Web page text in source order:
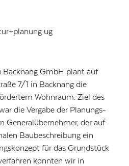
ug
Backnang GmbH plant auf
7/1 in Backnang die
Wohnraum. Ziel des
die Vergabe der Planungs-
Generalübernehmer, der auf
Baubeschreibung ein
für das Grundstück
konnten wir in